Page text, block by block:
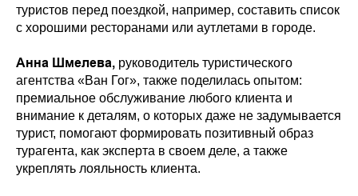
туристов перед поездкой, например, составить список
с хорошими ресторанами или аутлетами в городе.
Анна Шмелева, руководитель туристического
агентства «Ван Гог», также поделилась опытом:
премиальное обслуживание любого клиента и
внимание к деталям, о которых даже не задумывается
турист, помогают формировать позитивный образ
турагента, как эксперта в своем деле, а также
укреплять лояльность клиента.